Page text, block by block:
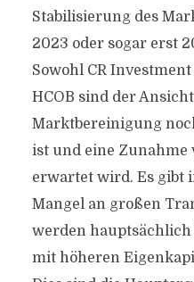
Stabilisierung des
2023 oder sogar erst
Sowohl CR
HCOB sind der
Marktbereinigung
ist und eine Zunahme
erwartet wird. Es gibt
Mangel an großen
werden
mit höheren